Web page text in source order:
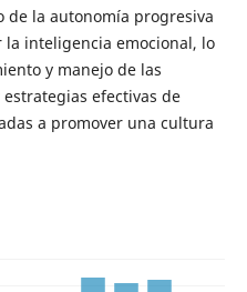
de la autonomía progresiva
inteligencia emocional, lo
y manejo de las
efectivas de
a promover una cultura